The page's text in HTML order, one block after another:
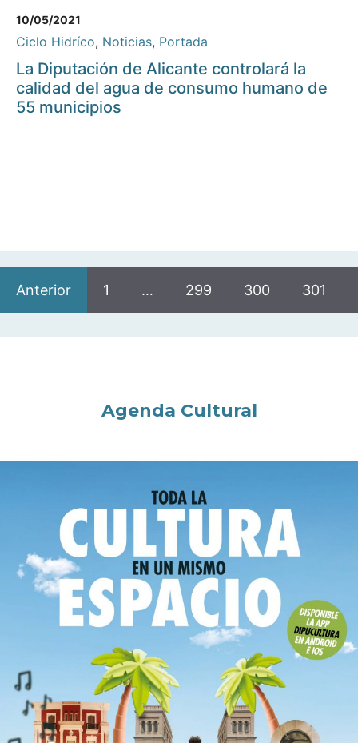
10/05/2021
Ciclo Hidríco, Noticias, Portada
La Diputación de Alicante controlará la
calidad del agua de consumo humano de
55 municipios
Anterior 1 … 299 300 301
Agenda Cultural